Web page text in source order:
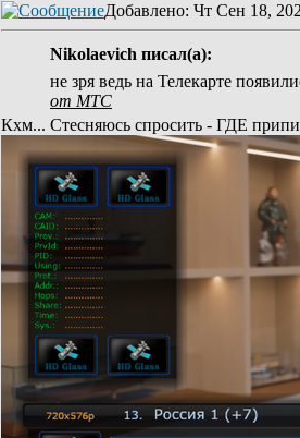
Добавлено: Чт Сен 18,
Nikolaevich писал(а):
не зря ведь на Телекарте
от МТС
Кхм... Стесняюсь спросить - ГДЕ